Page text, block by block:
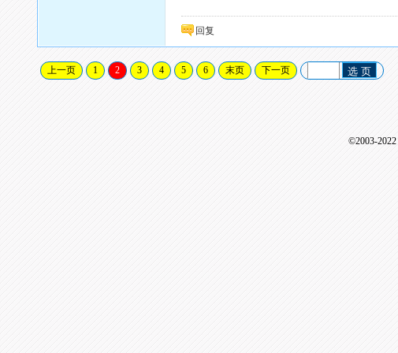
回复
上一页 1 2 3 4 5 6 末页 下一页 选 页
©2003-2022